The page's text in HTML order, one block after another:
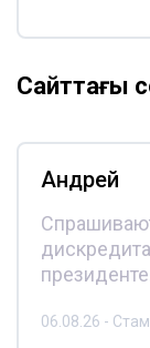
Сайттағы
Андрей
06.08.26 -